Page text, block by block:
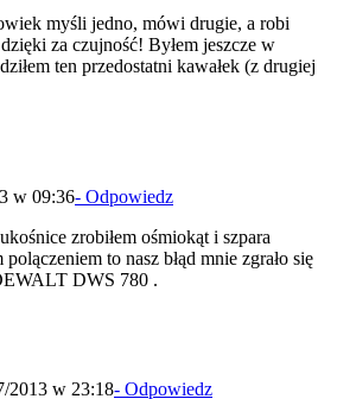
myśli jedno, mówi drugie, a robi
za czujność! Byłem jeszcze w
ten przedostatni kawałek (z drugiej
w 09:36- Odpowiedz
zrobiłem ośmiokąt i szpara
to nasz błąd mnie zgrało się
DWS 780 .
2013 w 23:18- Odpowiedz